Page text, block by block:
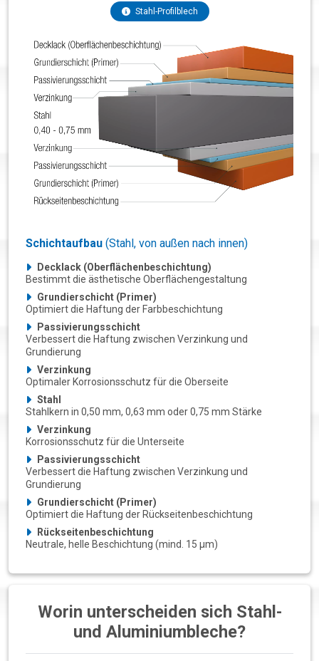
Stahl-Profilblech
Schichtaufbau (Stahl, von außen nach innen)
Decklack (Oberflächenbeschichtung)
Bestimmt die ästhetische Oberflächengestaltung
Grundierschicht (Primer)
Optimiert die Haftung der Farbbeschichtung
Passivierungsschicht
Verbessert die Haftung zwischen Verzinkung und
Grundierung
Verzinkung
Optimaler Korrosionsschutz für die Oberseite
Stahl
Stahlkern in 0,50 mm, 0,63 mm oder 0,75 mm Stärke
Verzinkung
Korrosionsschutz für die Unterseite
Passivierungsschicht
Verbessert die Haftung zwischen Verzinkung und
Grundierung
Grundierschicht (Primer)
Optimiert die Haftung der Rückseitenbeschichtung
Rückseitenbeschichtung
Neutrale, helle Beschichtung (mind. 15 µm)
Worin unterscheiden sich Stahl-
und Aluminiumbleche?